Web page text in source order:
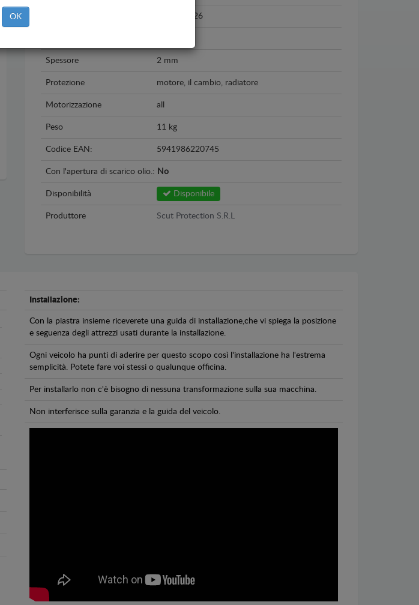
2025 - 2026
Spessore 2 mm
Protezione motore, il cambio, radiatore
Motorizzazione all
Peso 11 kg
Codice EAN: 5941986220745
Con l'apertura di scarico olio.: No
Disponibilità Disponibile
Produttore Scut Protection S.R.L
Installazione:
Con la piastra insieme riceverete una guida di installazione,che vi spiega la posizione
e seguenza degli attrezzi usati durante la installazione.
Ogni veicolo ha punti di aderire per questo scopo così l'installazione ha l'estrema
semplicità. Potete fare voi stessi o qualunque officina.
Per installarlo non c'è bisogno di nessuna transformazione sulla sua macchina.
Non interferisce sulla garanzia e la guida del veicolo.
OK